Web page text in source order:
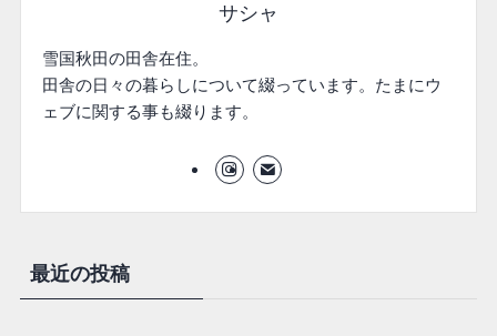
サシャ
雪国秋田の田舎在住。
田舎の日々の暮らしについて綴っています。たまにウ
ェブに関する事も綴ります。
最近の投稿